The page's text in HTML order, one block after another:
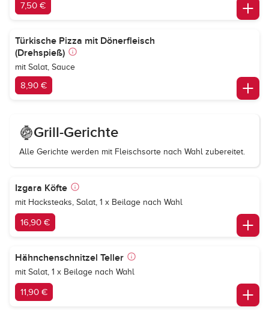
7,50 €
Türkische Pizza mit Dönerfleisch
(Drehspieß)
mit Salat, Sauce
8,90 €
Grill-Gerichte
Alle Gerichte werden mit Fleischsorte nach Wahl zubereitet.
Izgara Köfte
mit Hacksteaks, Salat, 1 x Beilage nach Wahl
16,90 €
Hähnchenschnitzel Teller
mit Salat, 1 x Beilage nach Wahl
11,90 €